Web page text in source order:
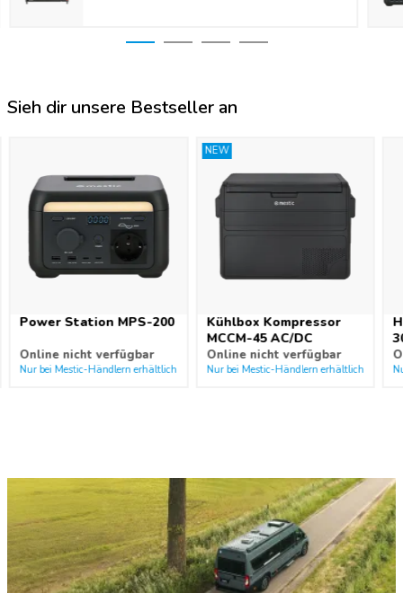
Sieh dir unsere Bestseller an
Power Station MPS-200
Online nicht verfügbar
Nur bei Mestic-Händlern erhältlich
NEW
Kühlbox Kompressor
MCCM-45 AC/DC
Online nicht verfügbar
Nur bei Mestic-Händlern erhältlich